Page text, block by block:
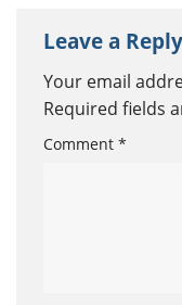
Leave a Reply
Your email
Required fields
Comment *